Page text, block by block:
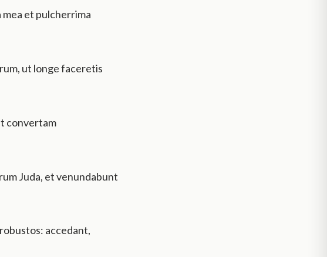
et pulcherrima
ut longe faceretis
convertam
Juda, et venundabunt
accedant,